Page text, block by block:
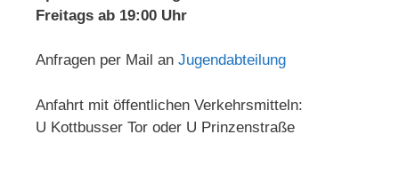
Freitags ab 19:00 Uhr
Anfragen per Mail an Jugendabteilung
Anfahrt mit öffentlichen Verkehrsmitteln:
U Kottbusser Tor oder U Prinzenstraße